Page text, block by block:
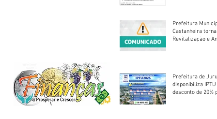
Prefeitura
Castanheira
Revitalização e
Prefeitura de
disponibiliza
desconto de 20%